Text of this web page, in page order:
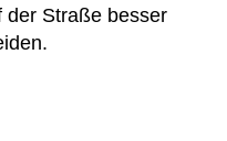
der Straße besser